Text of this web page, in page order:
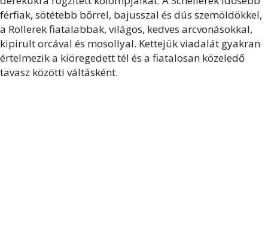
férfiak, sötétebb bőrrel, bajusszal és dús szemöldökkel,
a Rollerek fiatalabbak, világos, kedves arcvonásokkal,
kipirult orcával és mosollyal. Kettejük viadalát gyakran
értelmezik a kiöregedett tél és a fiatalosan közeledő
tavasz közötti váltásként.